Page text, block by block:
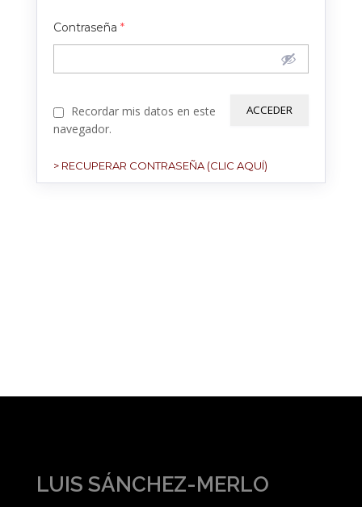
Contraseña *
Recordar mis datos en este
navegador.
> RECUPERAR CONTRASEÑA (CLIC AQUÍ)
LUIS SÁNCHEZ-MERLO